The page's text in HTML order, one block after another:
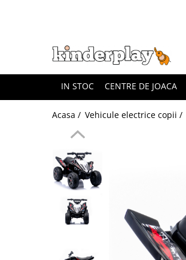
IN STOC CENTRE DE JOACA
Acasa / Vehicule electrice copii /